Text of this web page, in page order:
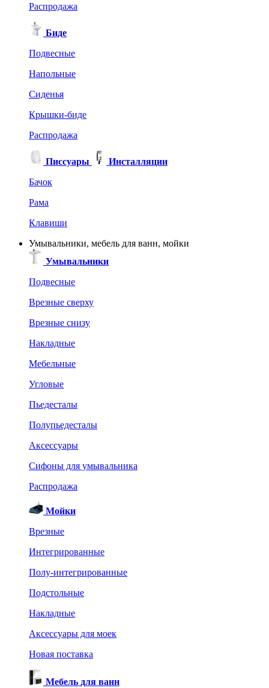
Распродажа
Биде
Подвесные
Напольные
Сиденья
Крышки-биде
Распродажа
Писсуары
Инсталляции
Бачок
Рама
Клавиши
Умывальники, мебель для ванн, мойки
Умывальники
Подвесные
Врезные сверху
Врезные снизу
Накладные
Мебельные
Угловые
Пьедесталы
Полупьедесталы
Аксессуары
Сифоны для умывальника
Распродажа
Мойки
Врезные
Интегрированные
Полу-интегрированные
Подстольные
Накладные
Аксессуары для моек
Новая поставка
Мебель для ванн